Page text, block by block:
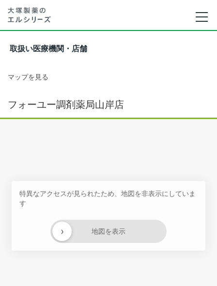
取扱い医療機関・店舗
マップを見る
フォーユー調剤薬局山岸店
特異なアクセスが見られたため、地図を非表示にしていま
す
地図を表示
›